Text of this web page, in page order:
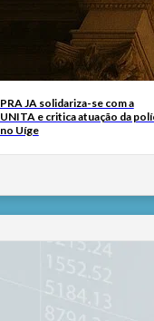
PRA JA solidariza-se com a
UNITA e critica atuação da
no Uíge